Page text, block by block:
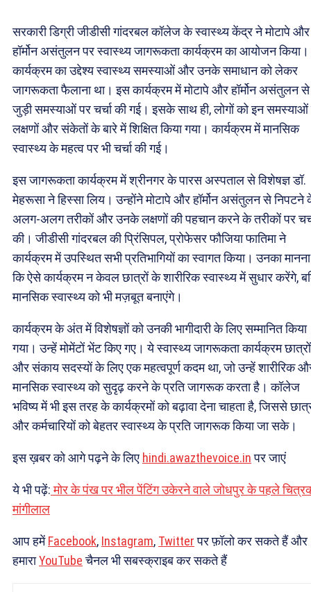
सरकारी डिग्री जीडीसी गांदरबल कॉलेज के स्वास्थ्य केंद्र ने मोटापे और
हॉर्मोन असंतुलन पर स्वास्थ्य जागरूकता कार्यक्रम का आयोजन
कार्यक्रम का उद्देश्य स्वास्थ्य समस्याओं और उनके समाधान को लेकर
जागरूकता फैलाना था। इस कार्यक्रम में मोटापे और हॉर्मोन असंतुलन से
जुड़ी समस्याओं पर चर्चा की गई। इसके साथ ही, लोगों को इन
लक्षणों और संकेतों के बारे में शिक्षित किया गया। कार्यक्रम में मानसिक
स्वास्थ्य के महत्व पर भी चर्चा की गई।
इस जागरूकता कार्यक्रम में श्रीनगर के पारस अस्पताल से विशेषज्ञ डॉ.
मेहरूसा ने हिस्सा लिय। उन्होंने मोटापे और हॉर्मोन असंतुलन से निपटने
अलग-अलग तरीकों और उनके लक्षणों की पहचान करने के तरीकों पर
की। जीडीसी गांदरबल की प्रिंसिपल, प्रोफेसर फौजिया फातिमा ने
कार्यक्रम में उपस्थित सभी प्रतिभागियों का स्वागत किया। उनका
कि ऐसे कार्यक्रम न केवल छात्रों के शारीरिक स्वास्थ्य में सुधार करेंगे,
मानसिक स्वास्थ्य को भी मज़बूत बनाएंगे।
कार्यक्रम के अंत में विशेषज्ञों को उनकी भागीदारी के लिए सम्मानित किया
गया। उन्हें मोमेंटों भेंट किए गए। ये स्वास्थ्य जागरूकता कार्यक्रम छात्रों
और संकाय सदस्यों के लिए एक महत्वपूर्ण कदम था, जो उन्हें शारीरिक
मानसिक स्वास्थ्य को सुदृढ़ करने के प्रति जागरूक करता है। कॉलेज
भविष्य में भी इस तरह के कार्यक्रमों को बढ़ावा देना चाहता है, जिससे
और कर्मचारियों को बेहतर स्वास्थ्य के प्रति जागरूक किया जा सके।
इस ख़बर को आगे पढ़ने के लिए hindi.awazthevoice.inपर जाएं
ये भी पढ़ें:मोर के पंख पर भील पेंटिंग उकेरने वाले जोधपुर के पहले
मांगीलाल
आप हमेंFacebook, Instagram, Twitterपर फ़ॉलो कर सकते हैं और
हमाराYouTubeचैनल भी सबस्क्राइब कर सकते हैं